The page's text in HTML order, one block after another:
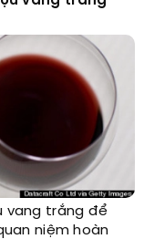
vang trắng để
niệm hoàn